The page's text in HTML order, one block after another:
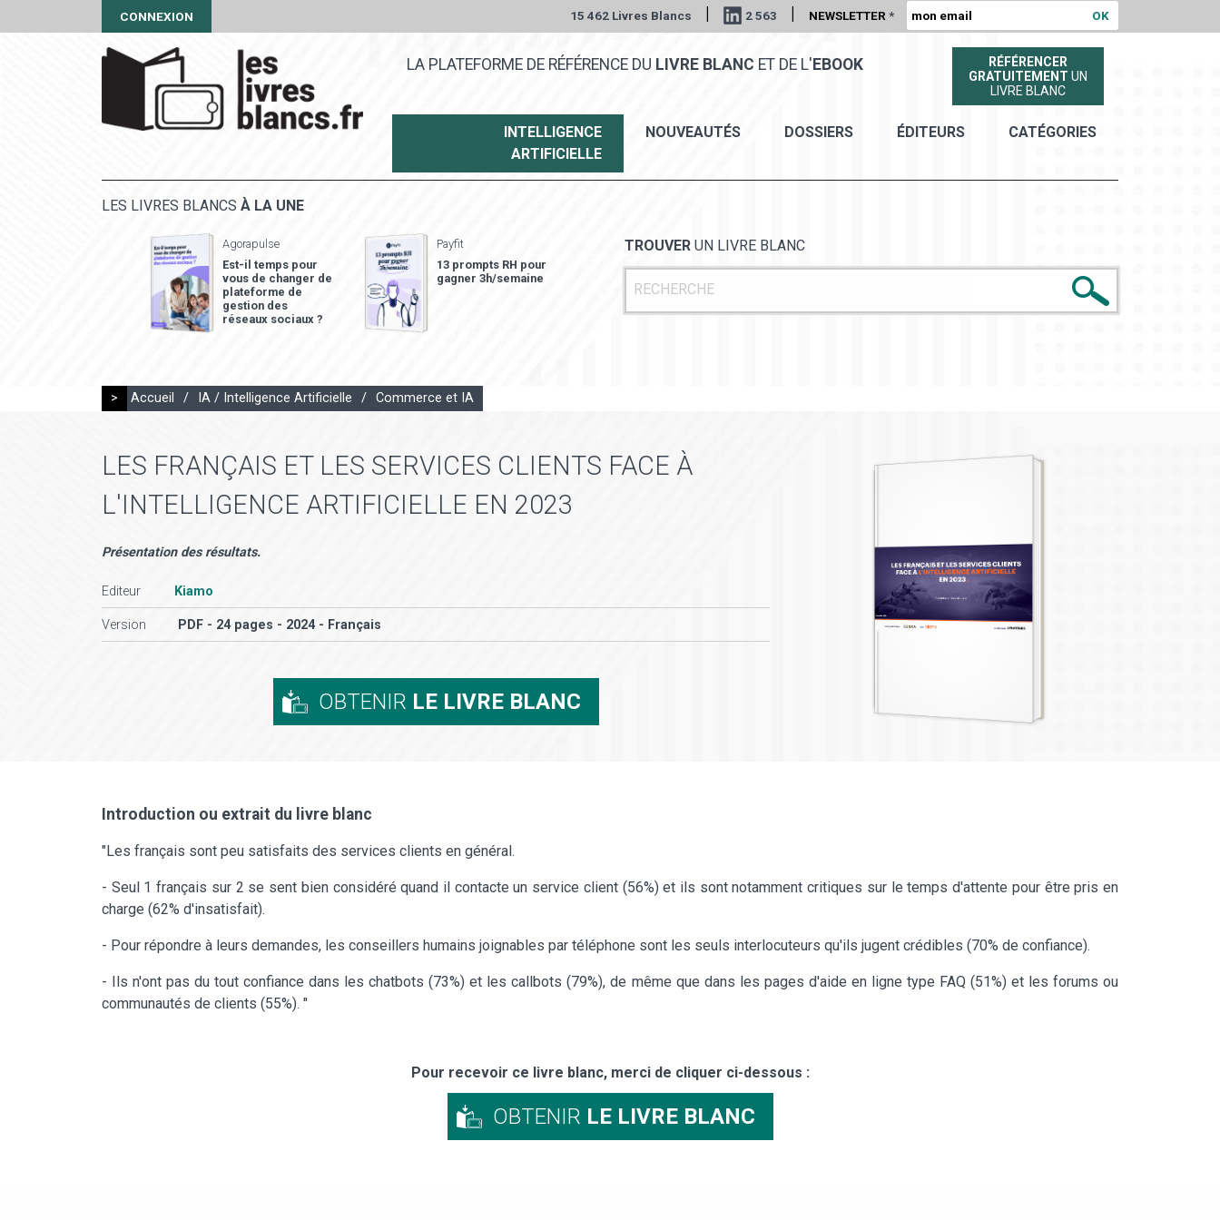
CONNEXION 15 462 Livres Blancs | 2 563 | NEWSLETTER *
LA PLATEFORME DE RÉFÉRENCE DU LIVRE BLANC ET DE L' EBOOK
RÉFÉRENCER
GRATUITEMENT UN
LIVRE BLANC
INTELLIGENCE
ARTIFICIELLE
NOUVEAUTÉS DOSSIERS ÉDITEURS CATÉGORIES
LES LIVRES BLANCS À LA UNE
Agorapulse
Est-il temps pour
vous de changer de
plateforme de
gestion des
réseaux sociaux ?
Payfit
13 prompts RH pour
gagner 3h/semaine
TROUVER UN LIVRE BLANC
> Accueil / IA / Intelligence Artificielle / Commerce et IA
LES FRANÇAIS ET LES SERVICES CLIENTS FACE À
L'INTELLIGENCE ARTIFICIELLE EN 2023
Présentation des résultats.
Editeur Kiamo
Version PDF - 24 pages - 2024 - Français
OBTENIR LE LIVRE BLANC
Introduction ou extrait du livre blanc
"Les français sont peu satisfaits des services clients en général.
- Seul 1 français sur 2 se sent bien considéré quand il contacte un service client (56%) et ils sont notamment critiques sur le temps d'attente pour être pris en
charge (62% d'insatisfait).
- Pour répondre à leurs demandes, les conseillers humains joignables par téléphone sont les seuls interlocuteurs qu'ils jugent crédibles (70% de confiance).
- Ils n'ont pas du tout confiance dans les chatbots (73%) et les callbots (79%), de même que dans les pages d'aide en ligne type FAQ (51%) et les forums ou
communautés de clients (55%). "
Pour recevoir ce livre blanc, merci de cliquer ci-dessous :
OBTENIR LE LIVRE BLANC